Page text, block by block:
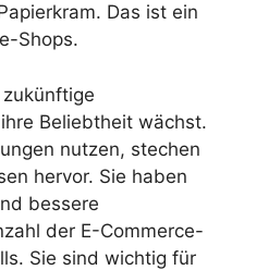
Das ist ein
Shops.
Beliebtheit wächst.
nutzen, stechen
hervor. Sie haben
bessere
der E-Commerce-
Sie sind wichtig für